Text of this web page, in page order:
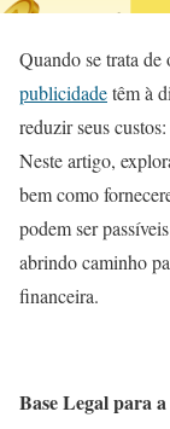
Quando se trata
publicidadetêm à
reduzir seus
Neste artigo,
bem como
podem ser
abrindo caminho
financeira.
Base Legal para